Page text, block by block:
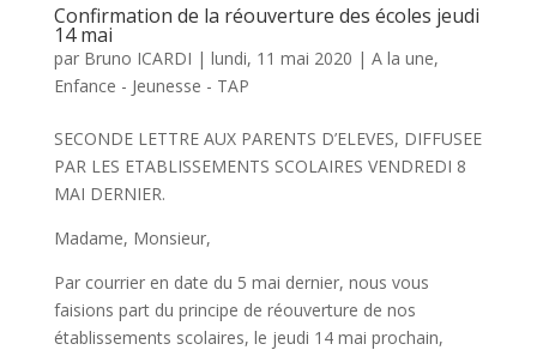
Confirmation de la réouverture des écoles jeudi
14 mai
par Bruno ICARDI | lundi, 11 mai 2020 | A la une,
Enfance - Jeunesse - TAP
SECONDE LETTRE AUX PARENTS D’ELEVES, DIFFUSEE
PAR LES ETABLISSEMENTS SCOLAIRES VENDREDI 8
MAI DERNIER.
Madame, Monsieur,
Par courrier en date du 5 mai dernier, nous vous
faisions part du principe de réouverture de nos
établissements scolaires, le jeudi 14 mai prochain,